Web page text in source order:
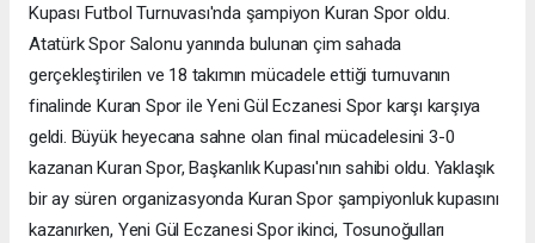
Kupası Futbol Turnuvası'nda şampiyon Kuran Spor oldu.
Atatürk Spor Salonu yanında bulunan çim sahada
gerçekleştirilen ve 18 takımın mücadele ettiği turnuvanın
finalinde Kuran Spor ile Yeni Gül Eczanesi Spor karşı karşıya
geldi. Büyük heyecana sahne olan final mücadelesini 3-0
kazanan Kuran Spor, Başkanlık Kupası'nın sahibi oldu. Yaklaşık
bir ay süren organizasyonda Kuran Spor şampiyonluk kupasını
kazanırken, Yeni Gül Eczanesi Spor ikinci, Tosunoğulları